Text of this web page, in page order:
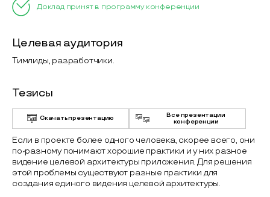
Доклад принят в программу конференции
Целевая аудитория
Тимлиды, разработчики.
Тезисы
Скачать презентацию
Все презентации
конференции
Если в проекте более одного человека, скорее всего, они
по-разному понимают хорошие практики и у них разное
видение целевой архитектуры приложения. Для решения
этой проблемы существуют разные практики для
создания единого видения целевой архитектуры.